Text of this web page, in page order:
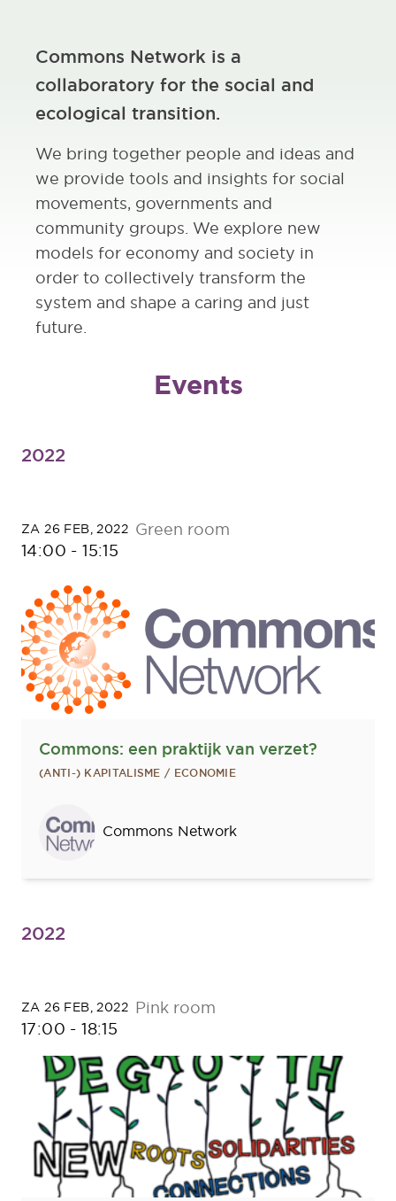
Commons Network is a
collaboratory for the social and
ecological transition.
We bring together people and ideas and
we provide tools and insights for social
movements, governments and
community groups. We explore new
models for economy and society in
order to collectively transform the
system and shape a caring and just
future.
Events
2022
ZA 26 FEB, 2022
14:00 -15:15
Green room
Commons: een praktijk van verzet?
(ANTI-) KAPITALISME / ECONOMIE
Sprekers
Commons Network
2022
ZA 26 FEB, 2022
17:00 -18:15
Pink room